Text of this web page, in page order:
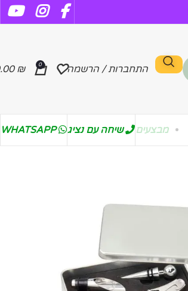
התחברות / הרשמה 0
₪
מבצעים שיחה עם נציג WHATSAPP